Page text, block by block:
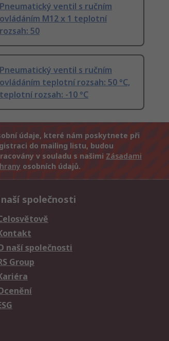
Pneumatický ventil s ručním
ovládáním M12 x 1 teplotní
rozsah: 50
Pneumatický ventil s ručním
ovládáním teplotní rozsah: 50 °C,
teplotní rozsah: -10 °C
údaje, které nám poskytnete při
do mailing listu, budou
v souladu s našimi Zásadami
osobních údajů.
naší společnosti
naší společnosti
Group